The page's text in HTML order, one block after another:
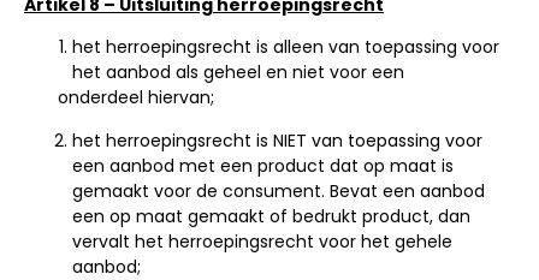
het herroepingsrecht is alleen van toepassing voor
het aanbod als geheel en niet voor een
onderdeel hiervan;
het herroepingsrecht is NIET van toepassing voor
een aanbod met een product dat op maat is
gemaakt voor de consument. Bevat een aanbod
een op maat gemaakt of bedrukt product, dan
vervalt het herroepingsrecht voor het gehele
aanbod;